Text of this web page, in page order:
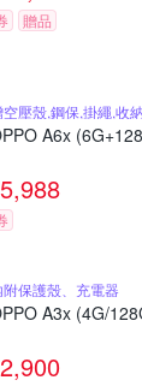
贈品
空壓殼,鋼保,掛繩,收
A6x
5,988
附保護殼、充電器
A3x (4G/
2,900